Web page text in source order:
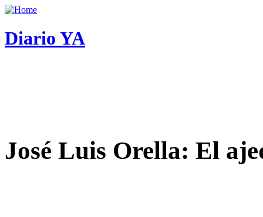
Diario YA
José Luis Orella: El